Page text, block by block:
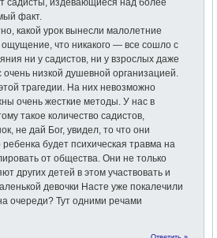
садисты, издевающиеся над более
факт.
какой урок вынесли малолетние
что никакого — все сошло с
ни у садистов, ни у взрослых даже
низкой душевной организацией.
трагедии. На них невозможно
очень жесткие методы. У нас в
такое количество садистов,
не дай Бог, увидел, то что они
будет психическая травма на
от общества. Они не только
других детей в этом участвовать и
девочки Насте уже покалечили
очереди? Тут одними речами